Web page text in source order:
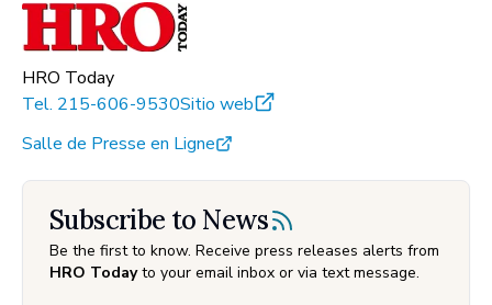
HRO Today
Tel. 215-606-9530Sitio web
Salle de Presse en Ligne
Subscribe to News
Be the first to know. Receive press releases alerts from
HRO Todayto your email inbox or via text message.